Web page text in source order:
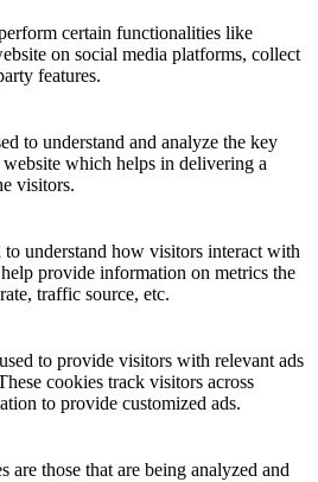
certain functionalities like
on social media platforms, collect
features.
to understand and analyze the key
which helps in delivering a
visitors.
understand how visitors interact with
provide information on metrics the
traffic source, etc.
to provide visitors with relevant ads
cookies track visitors across
to provide customized ads.
are those that are being analyzed and